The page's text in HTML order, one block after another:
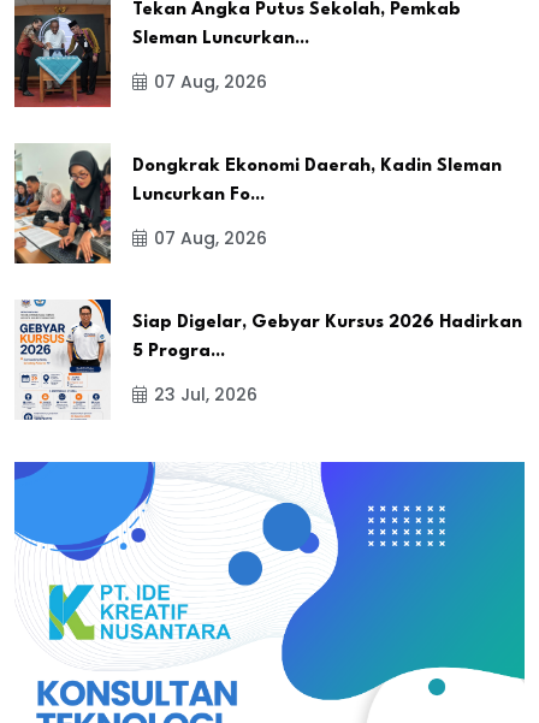
Tekan Angka Putus Sekolah, Pemkab
Sleman Luncurkan...
07 Aug, 2026
Dongkrak Ekonomi Daerah, Kadin Sleman
Luncurkan Fo...
07 Aug, 2026
Siap Digelar, Gebyar Kursus 2026 Hadirkan
5 Progra...
23 Jul, 2026